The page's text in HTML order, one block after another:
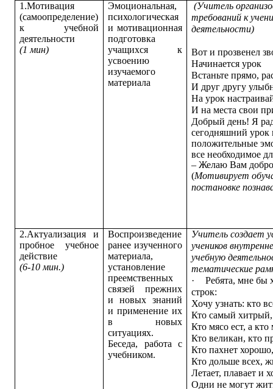
1.Мотивация
(самоопределение)
к учебной
деятельности
(1 мин)
Эмоциональная,
психологическая
и мотивационная
подготовка
учащихся к
усвоению
изучаемого
материала
(Учитель
требований к
деятельности)
Вот и прозвенел
Начинается урок
Встаньте прямо,
И друг другу
На урок
И на места свои
Добрый день! Я
сегодняшний урок
положительные
все необходимое
– Желаю Вам
(Мотивирует
по­становке
2.Актуализация и
пробное учебное
действие
(6-10 мин.)
Воспроизведение
ранее изученного
материала,
установление
преемственных
связей прежних
и новых знаний
и применение их
в новых
ситуациях.
Беседа, работа с
учебником.
Учитель создает
учеников
учебную
тематические
·
Ребята, мне бы
строк:
Хочу узнать: кто
Кто самый
Кто мясо ест, а кто
Кто великан, кто
Кто пахнет
Кто дольше всех,
Летает, плавает и
Одни не могут